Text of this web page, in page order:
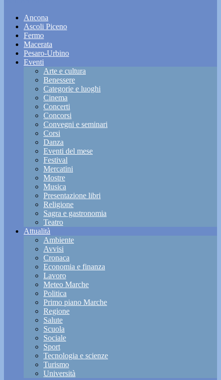
Ancona
Ascoli Piceno
Fermo
Macerata
Pesaro-Urbino
Eventi
Arte e cultura
Benessere
Categorie e luoghi
Cinema
Concerti
Concorsi
Convegni e seminari
Corsi
Danza
Eventi del mese
Festival
Mercatini
Mostre
Musica
Presentazione libri
Religione
Sagra e gastronomia
Teatro
Attualità
Ambiente
Avvisi
Cronaca
Economia e finanza
Lavoro
Meteo Marche
Politica
Primo piano Marche
Regione
Salute
Scuola
Sociale
Sport
Tecnologia e scienze
Turismo
Università